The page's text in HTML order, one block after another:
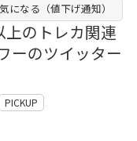
上のトレカ関連
ーのツイッター
気になる（値下げ通知）
PICKUP